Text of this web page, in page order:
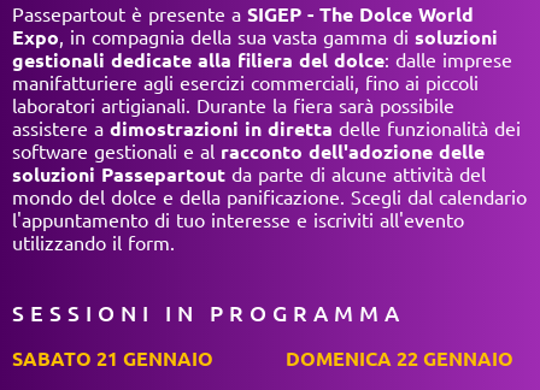
Passepartout è presente a SIGEP - The Dolce World
Expo, in compagnia della sua vasta gamma di soluzioni
gestionali dedicate alla filiera del dolce: dalle imprese
manifatturiere agli esercizi commerciali, fino ai piccoli
laboratori artigianali. Durante la fiera sarà possibile
assistere a dimostrazioni in diretta delle funzionalità dei
software gestionali e al racconto dell'adozione delle
soluzioni Passepartout da parte di alcune attività del
mondo del dolce e della panificazione. Scegli dal calendario
l'appuntamento di tuo interesse e iscriviti all'evento
utilizzando il form.
SESSIONI IN PROGRAMMA
SABATO 21 GENNAIO DOMENICA 22 GENNAIO